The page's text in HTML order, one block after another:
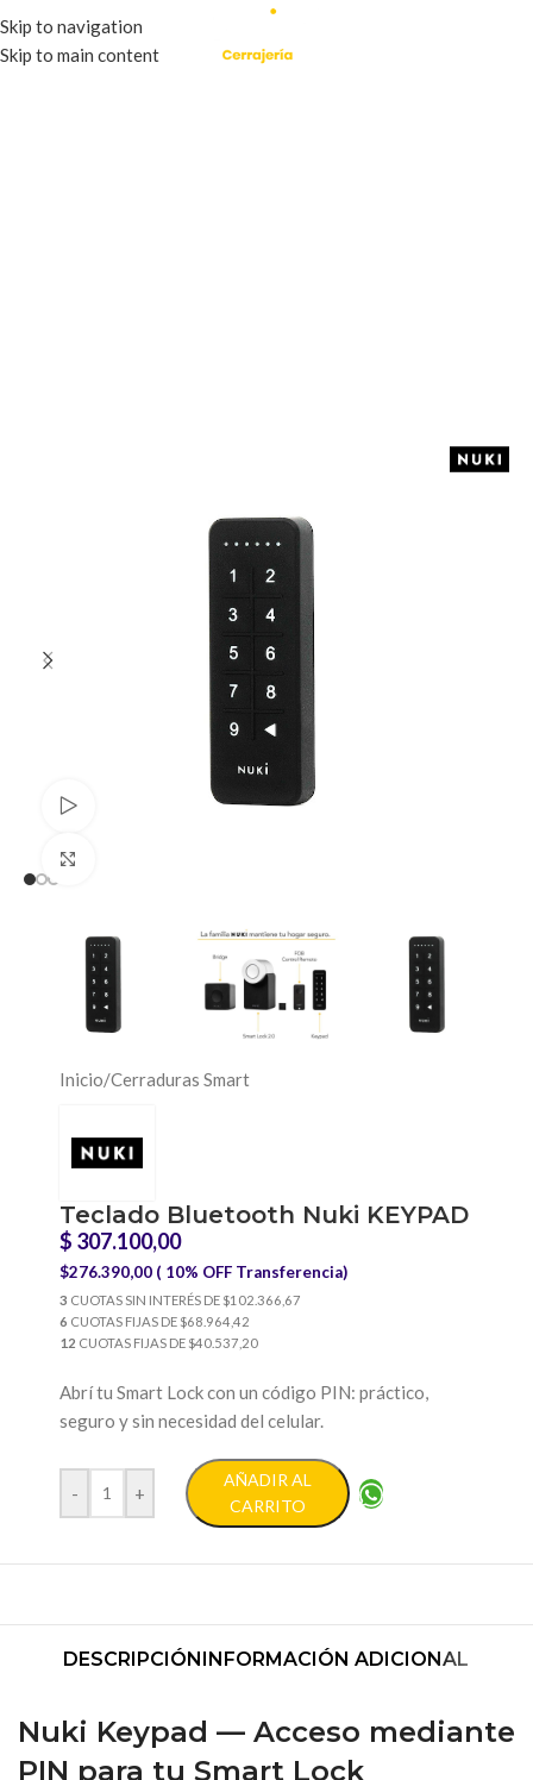
Skip to navigation
Skip to main content
Inicio/Cerraduras Smart
Teclado Bluetooth Nuki KEYPAD
$ 307.100,00
$276.390,00 ( 10% OFF Transferencia)
3 CUOTAS SIN INTERÉS DE $102.366,67
6 CUOTAS FIJAS DE $68.964,42
12 CUOTAS FIJAS DE $40.537,20
Abrí tu Smart Lock con un código PIN: práctico,
seguro y sin necesidad del celular.
- +
AÑADIR AL
CARRITO
DESCRIPCIÓN INFORMACIÓN ADICIONAL
Nuki Keypad — Acceso mediante
PIN para tu Smart Lock